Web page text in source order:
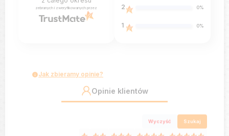
zebranych i zweryfikowanych przez 2 0%
1 0%
Jak zbieramy opinie?
Opinie klientów
Wyczyść Szukaj